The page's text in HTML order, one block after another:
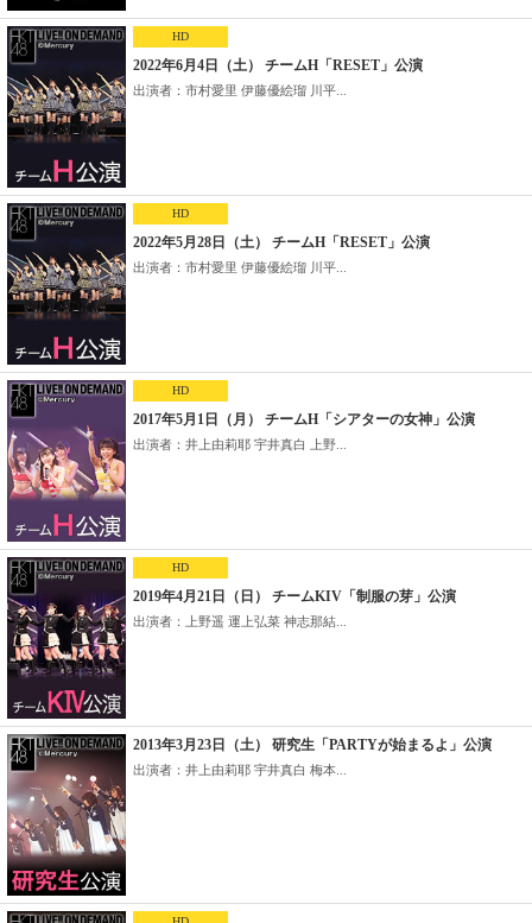
HD
2022年6月4日（土） チームH「RESET」公演
出演者：市村愛里 伊藤優絵瑠 川平...
HD
2022年5月28日（土） チームH「RESET」公演
出演者：市村愛里 伊藤優絵瑠 川平...
HD
2017年5月1日（月） チームH「シアターの女神」公演
出演者：井上由莉耶 宇井真白 上野...
HD
2019年4月21日（日） チームKIV「制服の芽」公演
出演者：上野遥 運上弘菜 神志那結...
2013年3月23日（土） 研究生「PARTYが始まるよ」公演
出演者：井上由莉耶 宇井真白 梅本...